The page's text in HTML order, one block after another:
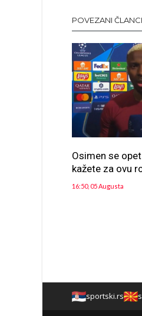
POVEZANI ČLANCI
Osimen se
kažete za ovu
16:50, 05 Augusta
sportski.rs